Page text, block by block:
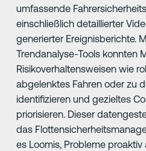
umfassende
einschließlich detaillierter
generierter Ereignisberichte.
Trendanalyse-Tools konnten
Risikoverhaltensweisen wie
abgelenktes Fahren oder zu
identifizieren und gezieltes
priorisieren. Dieser
das
es Loomis, Probleme